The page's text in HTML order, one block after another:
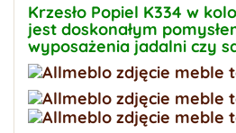
Krzesło Popiel K334 w
jest doskonałym
wyposażenia jadalni czy